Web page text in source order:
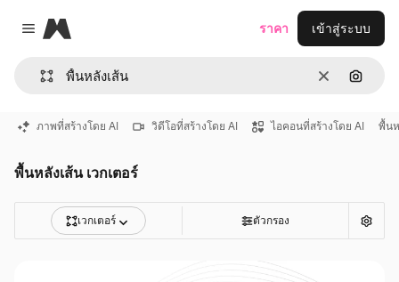
Close menu
Magnific
ชัดเจนค้นหา
ราคา เข้าสู่ระบบ
ภาพที่สร้างโดย AI วิดีโอที่สร้างโดย AI ไอคอนที่สร้างโดย AI พื้น
พื้นหลังเส้น เวกเตอร์
เวกเตอร์ ตัวกรอง